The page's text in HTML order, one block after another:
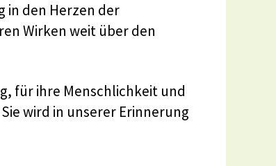
in den Herzen der
Wirken weit über den
für ihre Menschlichkeit und
wird in unserer Erinnerung